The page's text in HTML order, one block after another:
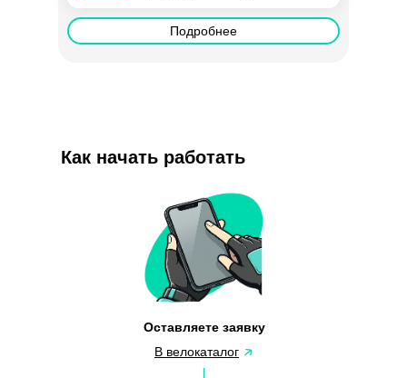
Подробнее
Как начать работать
Оставляете заявку
В велокаталог